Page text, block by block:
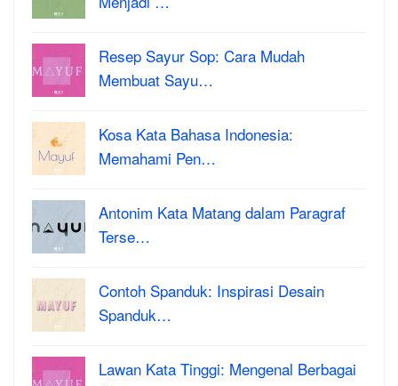
Resep Sayur Sop: Cara Mudah
Membuat Sayu…
Kosa Kata Bahasa Indonesia:
Memahami Pen…
Antonim Kata Matang dalam Paragraf
Terse…
Contoh Spanduk: Inspirasi Desain
Spanduk…
Lawan Kata Tinggi: Mengenal Berbagai